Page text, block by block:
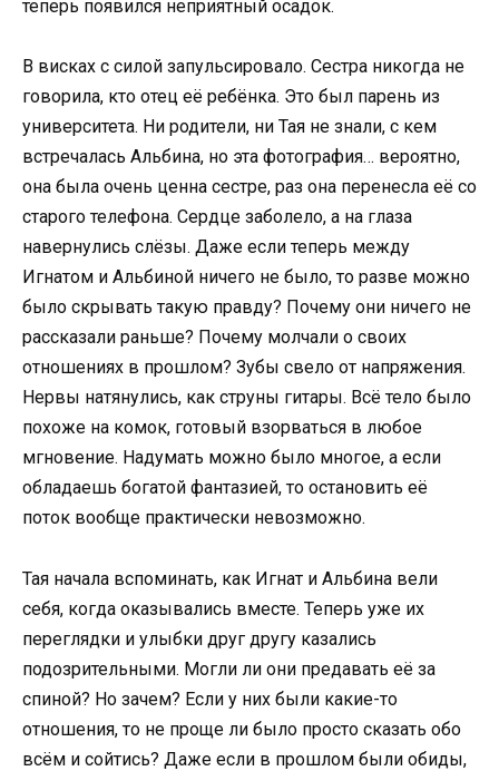
теперь появился неприятный осадок.
В висках с силой запульсировало. Сестра никогда не
говорила, кто отец её ребёнка. Это был парень из
университета. Ни родители, ни Тая не знали, с кем
встречалась Альбина, но эта фотография… вероятно,
она была очень ценна сестре, раз она перенесла её со
старого телефона. Сердце заболело, а на глаза
навернулись слёзы. Даже если теперь между
Игнатом и Альбиной ничего не было, то разве можно
было скрывать такую правду? Почему они ничего не
рассказали раньше? Почему молчали о своих
отношениях в прошлом? Зубы свело от напряжения.
Нервы натянулись, как струны гитары. Всё тело было
похоже на комок, готовый взорваться в любое
мгновение. Надумать можно было многое, а если
обладаешь богатой фантазией, то остановить её
поток вообще практически невозможно.
Тая начала вспоминать, как Игнат и Альбина вели
себя, когда оказывались вместе. Теперь уже их
переглядки и улыбки друг другу казались
подозрительными. Могли ли они предавать её за
спиной? Но зачем? Если у них были какие-то
отношения, то не проще ли было просто сказать обо
всём и сойтись? Даже если в прошлом были обиды,